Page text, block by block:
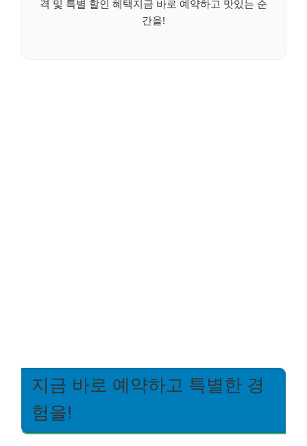
격 및 특별 할인 혜택지금 바로 예약하고 맛있는 순
간을!
지금 바로 예약하고 특별한 경
험을!